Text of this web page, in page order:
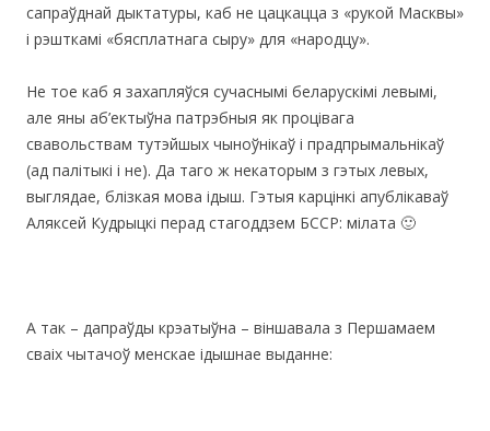
сапраўднай дыктатуры, каб не цацкацца з «рукой Масквы»
і рэшткамі «бясплатнага сыру» для «народцу».
Не тое каб я захапляўся сучаснымі беларускімі левымі,
але яны аб’ектыўна патрэбныя як процівага
свавольствам тутэйшых чыноўнікаў і прадпрымальнікаў
(ад палітыкі і не). Да таго ж некаторым з гэтых левых,
выглядае, блізкая мова ідыш. Гэтыя карцінкi апублікаваў
Аляксей Кудрыцкі перад стагоддзем БССР: мілата 🙂
А так – дапраўды крэатыўна – віншавала з Першамаем
сваіх чытачоў менскае ідышнае выданне: